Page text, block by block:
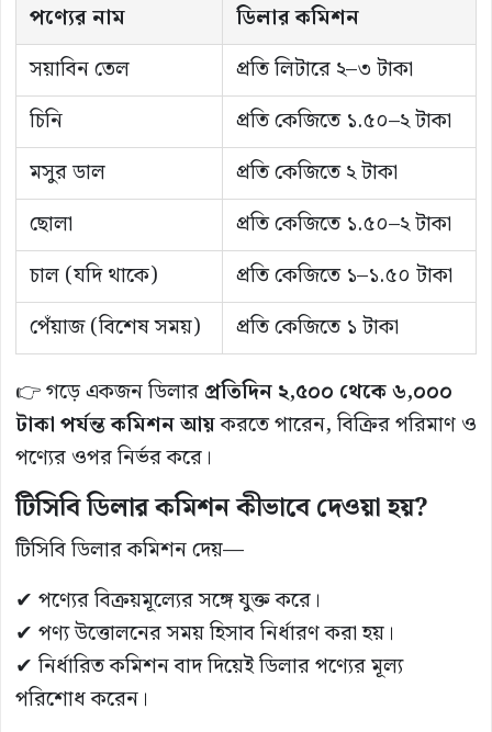
পণ্যের নাম
ডিলার কমিশন
সয়াবিন তেল
প্রতি লিটারে ২–৩ টাকা
চিনি
প্রতি কেজিতে ১.৫০–২ টাকা
মসুর ডাল
প্রতি কেজিতে ২ টাকা
ছোলা
প্রতি কেজিতে ১.৫০–২ টাকা
চাল (যদি থাকে)
প্রতি কেজিতে ১–১.৫০ টাকা
পেঁয়াজ (বিশেষ সময়)
প্রতি কেজিতে ১ টাকা
👉 গড়ে একজন ডিলারপ্রতিদিন ২,৫০০ থেকে ৬,০০০
টাকা পর্যন্ত কমিশন আয়করতে পারেন, বিক্রির পরিমাণ ও
পণ্যের ওপর নির্ভর করে।
টিসিবি ডিলার কমিশন কীভাবে দেওয়া হয়?
টিসিবি ডিলার কমিশন দেয়—
✔ পণ্যের বিক্রয়মূল্যের সঙ্গে যুক্ত করে।
✔ পণ্য উত্তোলনের সময় হিসাব নির্ধারণ করা হয়।
✔ নির্ধারিত কমিশন বাদ দিয়েই ডিলার পণ্যের মূল্য
পরিশোধ করেন।